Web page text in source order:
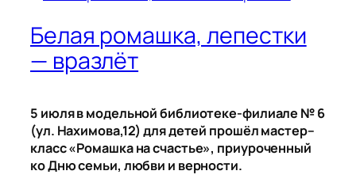
Белая ромашка, лепестки
— вразлёт
5 июля в модельной библиотеке-филиале № 6
(ул. Нахимова,12) для детей прошёл мастер–
класс «Ромашка на счастье», приуроченный
ко Дню семьи, любви и верности.